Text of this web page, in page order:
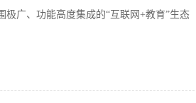
广、功能高度集成的“互联网+教育”生态